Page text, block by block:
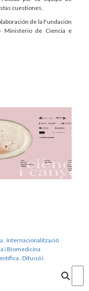
cuestiones.
de la Fundación
Ministerio de Ciencia e
Internacionalització
i Biomedicina
Difusió i